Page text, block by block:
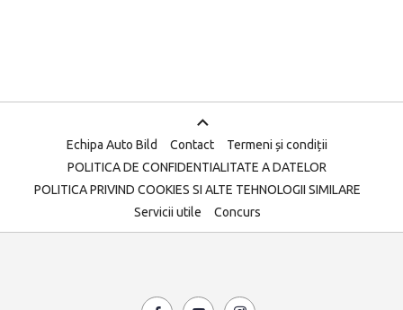
Echipa Auto Bild Contact
Termeni și condiții
POLITICA DE CONFIDENTIALITATE A DATELOR
POLITICA PRIVIND COOKIES SI ALTE TEHNOLOGII SIMILARE
Servicii utile
Concurs